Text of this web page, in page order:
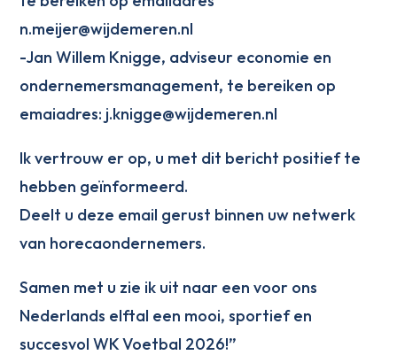
n.meijer@wijdemeren.nl
-Jan Willem Knigge, adviseur economie en
ondernemersmanagement, te bereiken op
emaiadres: j.knigge@wijdemeren.nl
Ik vertrouw er op, u met dit bericht positief te
hebben geïnformeerd.
Deelt u deze email gerust binnen uw netwerk
van horecaondernemers.
Samen met u zie ik uit naar een voor ons
Nederlands elftal een mooi, sportief en
succesvol WK Voetbal 2026!”